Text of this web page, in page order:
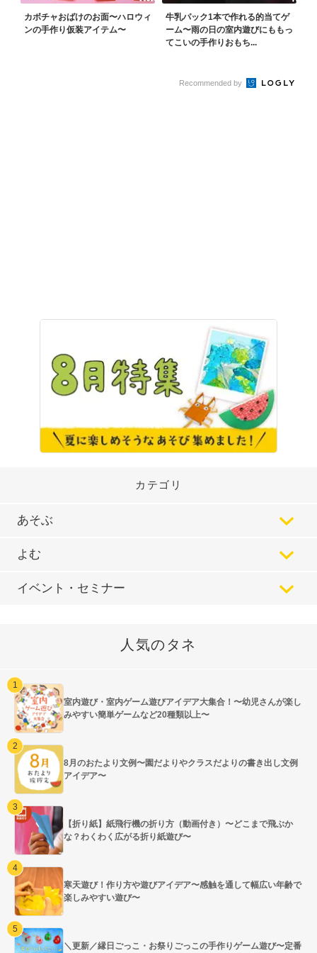
カボチャおばけのお面〜ハロウィ
ンの手作り仮装アイテム〜
牛乳パック1本で作れる的当てゲ
ーム〜雨の日の室内遊びにももっ
てこいの手作りおもち...
Recommended by
カテゴリ
あそぶ
よむ
イベント・セミナー
人気のタネ
室内遊び・室内ゲーム遊びアイデア大集合！〜幼児さんが楽し
みやすい簡単ゲームなど20種類以上〜
8月のおたより文例〜園だよりやクラスだよりの書き出し文例
アイデア〜
【折り紙】紙飛行機の折り方（動画付き）〜どこまで飛ぶか
な？わくわく広がる折り紙遊び〜
寒天遊び！作り方や遊びアイデア〜感触を通して幅広い年齢で
楽しみやすい遊び〜
＼更新／縁日ごっこ・お祭りごっこの手作りゲーム遊び〜定番